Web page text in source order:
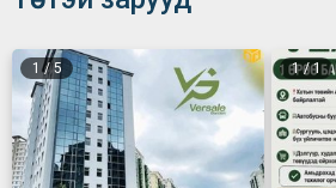
1 /5 1/1